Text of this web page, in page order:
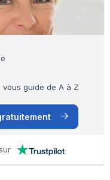
guide de A à Z